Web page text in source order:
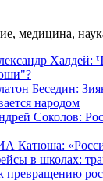
медицина,
Халдей:
Беседин:
народом
Соколов:
Катюша:
в школах:
превращению